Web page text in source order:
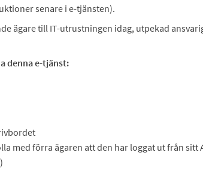
senare i e-tjänsten).
ägare till IT-utrustningen idag, utpekad
denna e-tjänst:
med förra ägaren att den har loggat ut från sitt